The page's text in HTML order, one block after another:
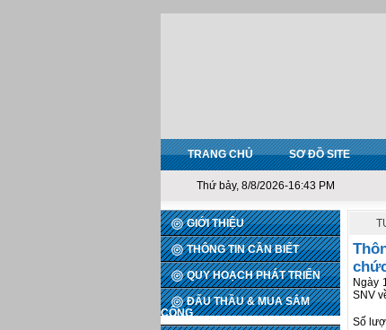
TRANG CHỦ SƠ ĐỒ SITE
Thứ bảy, 8/8/2026-16:43 PM
GIỚI THIỆU
THÔNG TIN CẦN BIẾT
QUY HOẠCH PHÁT TRIỂN
ĐẤU THẦU & MUA SẮM
CÔNG
Ngày
SNV
Số